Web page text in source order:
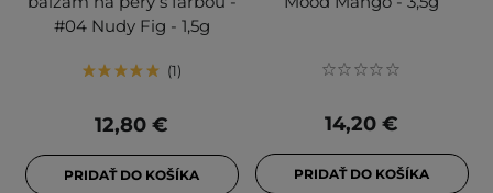
#04 Nudy Fig - 1,5g
1
12,80 €
PRIDAŤ DO KOŠÍKA
14,20 €
PRIDAŤ DO KOŠÍKA